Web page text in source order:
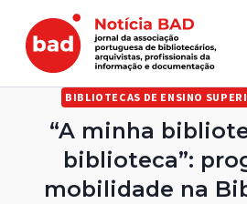
content
BIBLIOTECAS DE ENSINO
“A minha
biblioteca”:
mobilidade na